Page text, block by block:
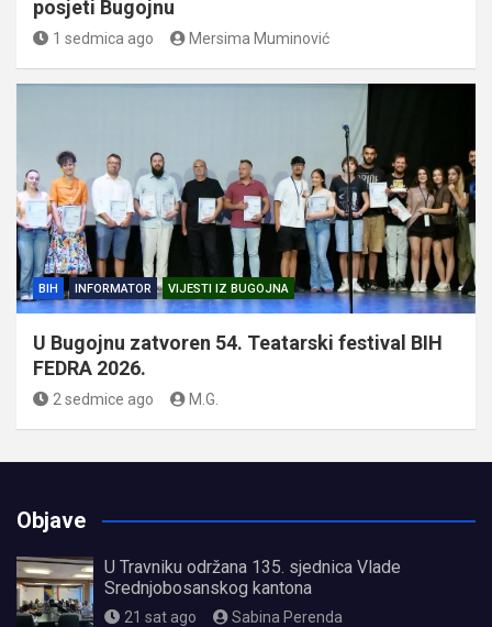
posjeti Bugojnu
1 sedmica ago Mersima Muminović
BIH INFORMATOR VIJESTI IZ BUGOJNA
U Bugojnu zatvoren 54. Teatarski festival BIH
FEDRA 2026.
2 sedmice ago M.G.
Objave
U Travniku održana 135. sjednica Vlade
Srednjobosanskog kantona
21 sat ago Sabina Perenda